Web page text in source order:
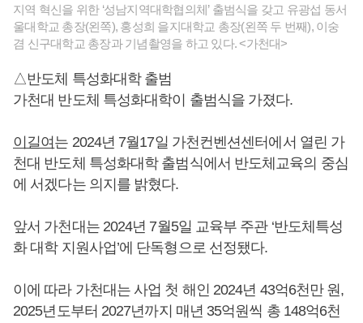
지역 혁신을 위한 ‘성남지역대학협의체’ 출범식을 갖고 유광섭 동서
울대학교 총장(왼쪽), 홍성희 을지대학교 총장(왼쪽 두 번째), 이숭
겸 신구대학교 총장과 기념촬영을 하고 있다. <가천대>
△반도체 특성화대학 출범
가천대 반도체 특성화대학이 출범식을 가졌다.
이길여 는 2024년 7월17일 가천컨벤션센터에서 열린 가
천대 반도체 특성화대학 출범식에서 반도체교육의 중심
에 서겠다는 의지를 밝혔다.
앞서 가천대는 2024년 7월5일 교육부 주관 ‘반도체특성
화 대학 지원사업’에 단독형으로 선정됐다.
이에 따라 가천대는 사업 첫 해인 2024년 43억6천만 원,
2025년도부터 2027년까지 매년 35억원씩 총 148억6천